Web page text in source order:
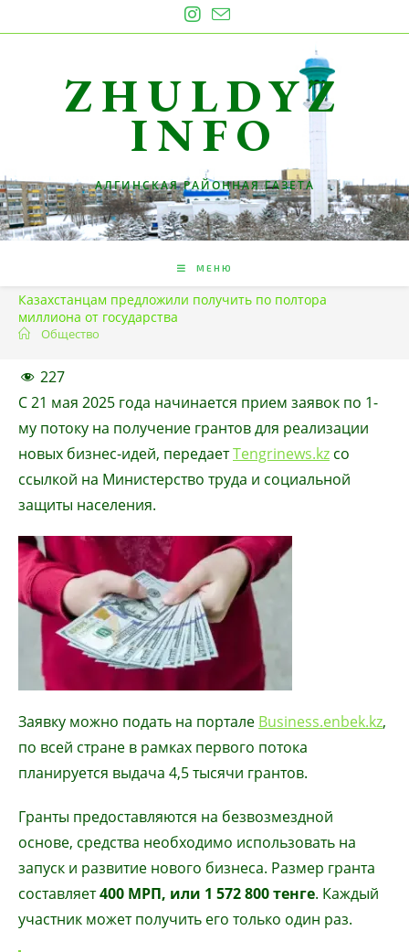
к
ZHULDYZ
INFO
АЛГИНСКАЯ РАЙОННАЯ ГАЗЕТА
МЕНЮ
Казахстанцам предложили получить по полтора
миллиона от государства
Общество
227
С 21 мая 2025 года начинается прием заявок по 1-
му потоку на получение грантов для реализации
новых бизнес-идей, передаетTengrinews.kz со
ссылкой на Министерство труда и социальной
защиты населения.
Заявку можно подать на портале Business.enbek.kz,
по всей стране в рамках первого потока
планируется выдача 4,5 тысячи грантов.
Гранты предоставляются на безвозмездной
основе, средства необходимо использовать на
запуск и развитие нового бизнеса. Размер гранта
составляет400 МРП, или 1 572 800 тенге. Каждый
участник может получить его только один раз.